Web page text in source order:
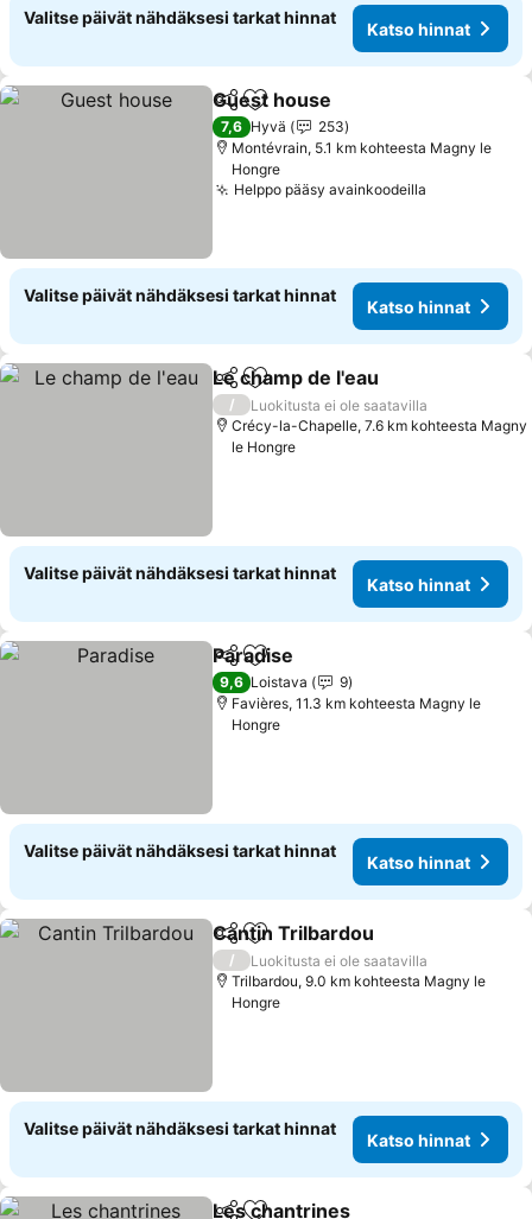
Valitse päivät nähdäksesi tarkat hinnat
Katso hinnat
Jaa Lisää suosikkeihin
Guest house
7,6 Hyvä
253
Montévrain, 5.1 km kohteesta Magny le
Hongre
Helppo pääsy avainkoodeilla
Valitse päivät nähdäksesi tarkat hinnat
Katso hinnat
Jaa Lisää suosikkeihin
Le champ de l'eau
/
Luokitusta ei ole saatavilla
Crécy-la-Chapelle, 7.6 km kohteesta Magny
le Hongre
Valitse päivät nähdäksesi tarkat hinnat
Katso hinnat
Jaa Lisää suosikkeihin
Paradise
9,6 Loistava
9
Favières, 11.3 km kohteesta Magny le
Hongre
Valitse päivät nähdäksesi tarkat hinnat
Katso hinnat
Jaa Lisää suosikkeihin
Cantin Trilbardou
/
Luokitusta ei ole saatavilla
Trilbardou, 9.0 km kohteesta Magny le
Hongre
Valitse päivät nähdäksesi tarkat hinnat
Katso hinnat
Les chantrines